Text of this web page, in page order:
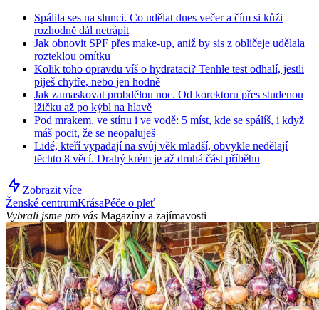
Spálila ses na slunci. Co udělat dnes večer a čím si kůži
rozhodně dál netrápit
Jak obnovit SPF přes make-up, aniž by sis z obličeje udělala
rozteklou omítku
Kolik toho opravdu víš o hydrataci? Tenhle test odhalí, jestli
piješ chytře, nebo jen hodně
Jak zamaskovat probdělou noc. Od korektoru přes studenou
lžičku až po kýbl na hlavě
Pod mrakem, ve stínu i ve vodě: 5 míst, kde se spálíš, i když
máš pocit, že se neopaluješ
Lidé, kteří vypadají na svůj věk mladší, obvykle nedělají
těchto 8 věcí. Drahý krém je až druhá část příběhu
Zobrazit více
Ženské centrumKrásaPéče o pleť
Vybrali jsme pro vás Magazíny a zajímavosti